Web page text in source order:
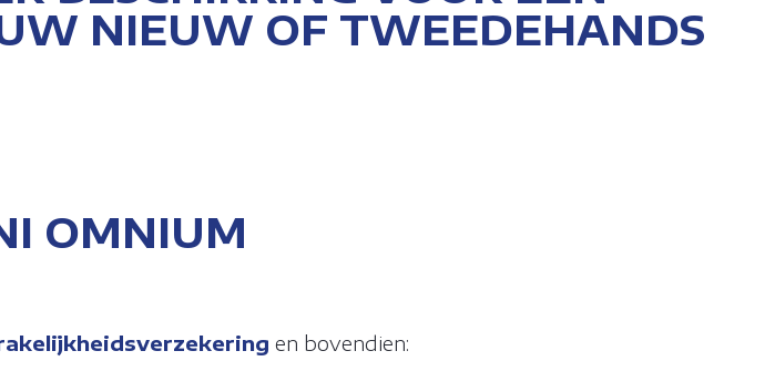
NIEUW OF TWEEDEHANDS
OMNIUM
en bovendien: